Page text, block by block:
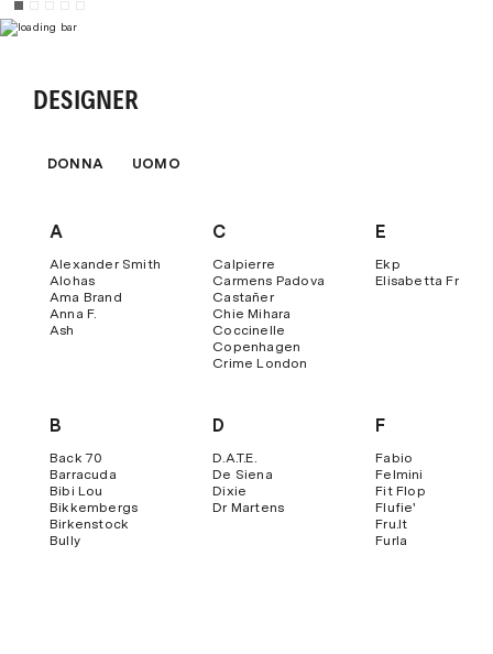
Contrassegno
Per maggiori dettagli ti invitiamo a visitare la sezione
DESIGNER
DONNA UOMO
A
Alexander Smith
Alohas
Ama Brand
Anna F.
Ash
B
Back 70
Barracuda
Bibi Lou
Bikkembergs
Birkenstock
Bully
C
Calpierre
Carmens Padova
Castañer
Chie Mihara
Coccinelle
Copenhagen
Crime London
D
D.a.t.e.
De Siena
Dixie
Dr Martens
E
Ekp
Elisabetta Franchi
F
Fabio
Felmini
Fit Flop
Flufie'
Fru.it
Furla